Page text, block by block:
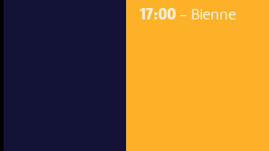
17:00- Bienne